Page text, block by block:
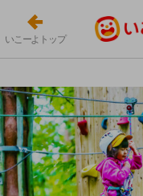
いこーよトップ